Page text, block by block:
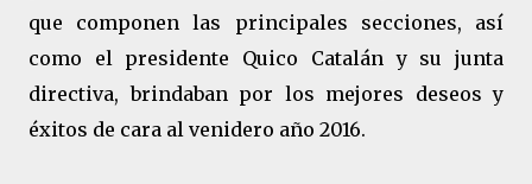
que componen las principales secciones, así
como el presidente Quico Catalán y su junta
directiva, brindaban por los mejores deseos y
éxitos de cara al venidero año 2016.